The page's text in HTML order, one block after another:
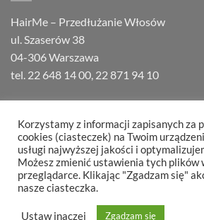
HairMe – Przedłużanie Włosów
ul. Szaserów 38
04-306 Warszawa
tel. 22 648 14 00 22 871 94 10
O HAIRME KONTAKT FAQ
Copyright 2026 ©
Korzystamy z informacji zapisanych za
cookies (ciasteczek) na Twoim
usługi najwyższej jakości i
Możesz zmienić ustawienia tych plików
przeglądarce. Klikając "Zgadzam się"
nasze ciasteczka.
Ustaw inaczej Zgadzam się